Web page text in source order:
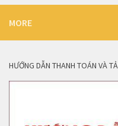
MORE
HƯỚNG DẪN THANH TOÁN VÀ